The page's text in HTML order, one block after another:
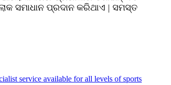
ସମାଧାନ ପ୍ରଦାନ କରିଥାଏ | ସମସ୍ତ